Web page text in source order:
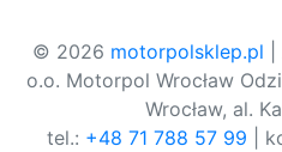
© 2026 motorpolsklep.pl
o.o. Motorpol Wrocław
Wrocław, al.
tel.: +48 71 788 57 99 |